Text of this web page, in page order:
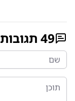
49 תגובות